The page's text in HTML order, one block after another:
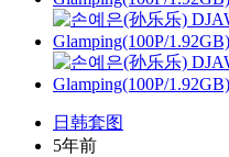
日韩套图
5年前